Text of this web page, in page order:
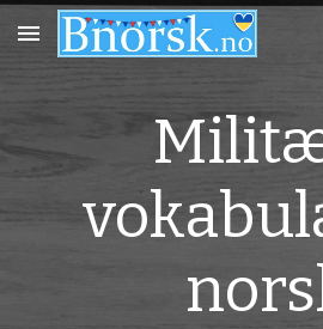
Skip to main content